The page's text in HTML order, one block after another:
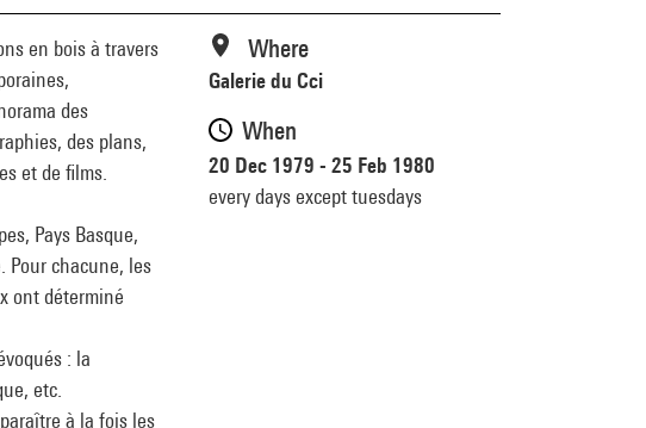
en bois à travers
des
des plans,
et de films.
Pays Basque,
Pour chacune, les
ont déterminé
: la
etc.
à la fois les
Where
Galerie du Cci
When
20 Dec 1979 - 25 Feb 1980
every days except tuesdays